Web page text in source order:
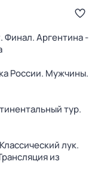
Аргентина -
России. Мужчины.
тур.
лук.
из